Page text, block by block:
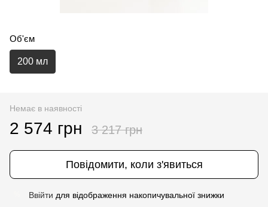
Об'єм
200 мл
Немає в наявності
2 574 грн 3 217 грн
Повідомити, коли з'явиться
Ввійти для відображення накопичувальної знижки